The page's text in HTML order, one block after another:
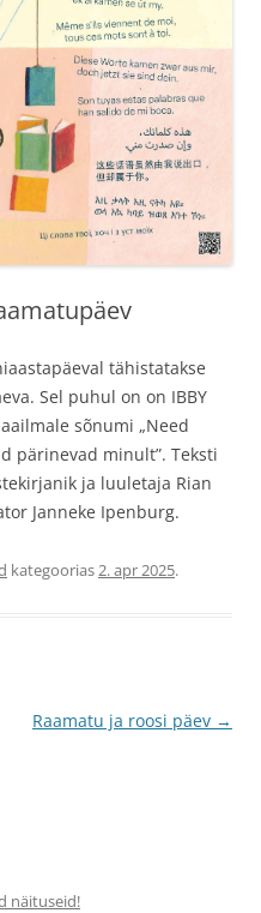
tähistatakse
Sel puhul on on IBBY
sõnumi „Need
pärinevad minult”. Teksti
ja luuletaja Rian
Janneke Ipenburg.
kategoorias2. apr 2025.
Raamatu ja roosi päev →
näituseid!